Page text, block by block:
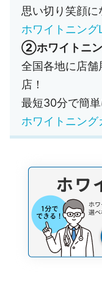
思い切り笑顔に
ホワイトニング
②ホワイトニン
全国各地に店舗
店！
最短30分で簡
ホワイトニング